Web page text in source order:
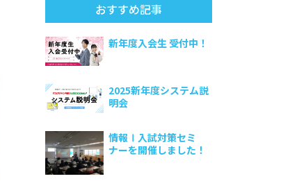
おすすめ記事
新年度入会生 受付中！
2025新年度システム説
明会
情報Ⅰ入試対策セミ
ナーを開催しました！